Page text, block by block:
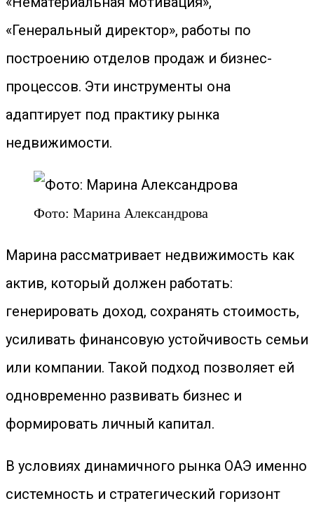
«Генеральный директор», работы по
построению отделов продаж и бизнес-
процессов. Эти инструменты она
адаптирует под практику рынка
недвижимости.
Фото: Марина Александрова
Марина рассматривает недвижимость как
актив, который должен работать:
генерировать доход, сохранять стоимость,
усиливать финансовую устойчивость семьи
или компании. Такой подход позволяет ей
одновременно развивать бизнес и
формировать личный капитал.
В условиях динамичного рынка ОАЭ именно
системность и стратегический горизонт